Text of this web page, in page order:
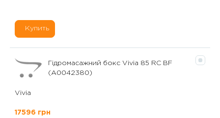
Купить
Гідромасажний бокс Vivia 85 RC BF
(А0042380)
Vivia
17596 грн